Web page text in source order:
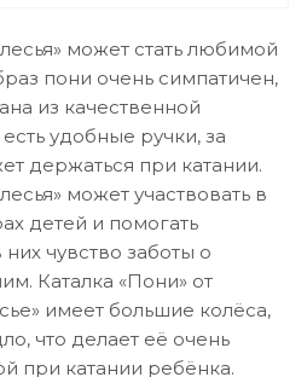
может стать любимой
пони очень симпатичен,
из качественной
удобные ручки, за
держаться при катании.
может участвовать в
детей и помогать
чувство заботы о
Каталка «Пони» от
имеет большие колёса,
что делает её очень
при катании ребёнка.